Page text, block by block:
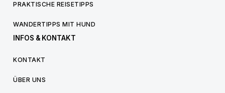
PRAKTISCHE REISETIPPS
WANDERTIPPS MIT HUND
INFOS & KONTAKT
KONTAKT
ÜBER UNS